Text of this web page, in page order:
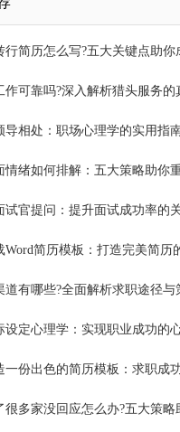
行简历怎么写?五大关键点助你
作可靠吗?深入解析猎头服务的
导相处：职场心理学的实用指
情绪如何排解：五大策略助你
试官提问：提升面试成功率的
Word简历模板：打造完美简历
道有哪些?全面解析求职途径与
设定心理学：实现职业成功的
一份出色的简历模板：求职成